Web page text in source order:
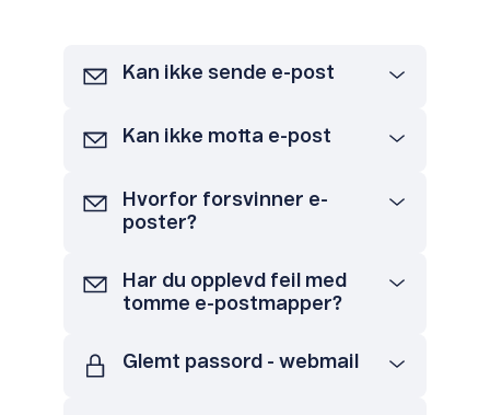
Kan ikke sende e-post
Kan ikke motta e-post
Hvorfor forsvinner e-
poster?
Har du opplevd feil med
tomme e-postmapper?
Glemt passord - webmail